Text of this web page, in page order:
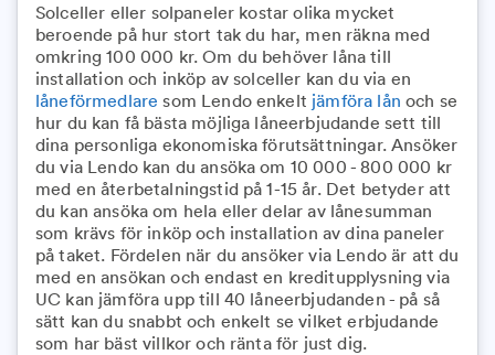
Solceller eller solpaneler kostar olika mycket
beroende på hur stort tak du har, men räkna med
omkring 100 000 kr. Om du behöver låna till
installation och inköp av solceller kan du via en
låneförmedlare som Lendo enkelt jämföra lån och se
hur du kan få bästa möjliga låneerbjudande sett till
dina personliga ekonomiska förutsättningar. Ansöker
du via Lendo kan du ansöka om 10 000 - 800 000 kr
med en återbetalningstid på 1-15 år. Det betyder att
du kan ansöka om hela eller delar av lånesumman
som krävs för inköp och installation av dina paneler
på taket. Fördelen när du ansöker via Lendo är att du
med en ansökan och endast en kreditupplysning via
UC kan jämföra upp till 40 låneerbjudanden - på så
sätt kan du snabbt och enkelt se vilket erbjudande
som har bäst villkor och ränta för just dig.